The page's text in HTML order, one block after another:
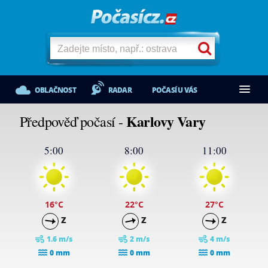
OBLAČNOST RADAR POČASÍ U VÁS
Předpověď počasí -Karlovy Vary
5:00
16°C
Z
1.6 m/s
0 mm
8:00
22°C
Z
2 m/s
0 mm
11:00
27°C
Z
4 m/s
0 mm